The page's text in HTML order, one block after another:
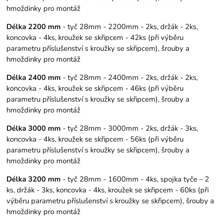
hmoždinky pro montáž
Délka 2200 mm - tyč 28mm - 2200mm - 2ks, držák - 2ks,
koncovka - 4ks, kroužek se skřipcem - 42ks (při výběru
parametru příslušenství s kroužky se skřipcem), šrouby a
hmoždinky pro montáž
Délka 2400 mm - tyč 28mm - 2400mm - 2ks, držák - 2ks,
koncovka - 4ks, kroužek se skřipcem - 46ks (při výběru
parametru příslušenství s kroužky se skřipcem), šrouby a
hmoždinky pro montáž
Délka 3000 mm - tyč 28mm - 3000mm - 2ks, držák - 3ks,
koncovka - 4ks, kroužek se skřipcem - 56ks (při výběru
parametru příslušenství s kroužky se skřipcem), šrouby a
hmoždinky pro montáž
Délka 3200 mm - tyč 28mm - 1600mm - 4ks, spojka tyče – 2
ks, držák - 3ks, koncovka - 4ks, kroužek se skřipcem - 60ks (při
výběru parametru příslušenství s kroužky se skřipcem), šrouby a
hmoždinky pro montáž